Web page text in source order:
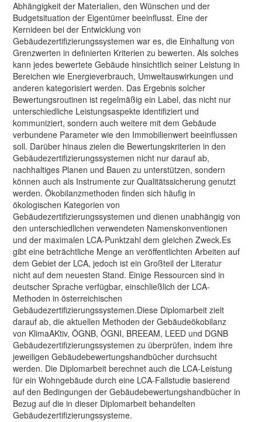
Abhängigkeit der Materialien, den Wünschen und der
Budgetsituation der Eigentümer beeinflusst. Eine der
Kernideen bei der Entwicklung von
Gebäudezertifizierungssystemen war es, die Einhaltung von
Grenzwerten in definierten Kriterien zu bewerten. Als solches
kann jedes bewertete Gebäude hinsichtlich seiner Leistung in
Bereichen wie Energieverbrauch, Umweltauswirkungen und
anderen kategorisiert werden. Das Ergebnis solcher
Bewertungsroutinen ist regelmäßig ein Label, das nicht nur
unterschiedliche Leistungsaspekte identifiziert und
kommuniziert, sondern auch weitere mit dem Gebäude
verbundene Parameter wie den Immobilienwert beeinflussen
soll. Darüber hinaus zielen die Bewertungskriterien in den
Gebäudezertifizierungssystemen nicht nur darauf ab,
nachhaltiges Planen und Bauen zu unterstützen, sondern
können auch als Instrumente zur Qualitätssicherung genutzt
werden. Ökobilanzmethoden finden sich häufig in
ökologischen Kategorien von
Gebäudezertifizierungssystemen und dienen unabhängig von
den unterschiedlichen verwendeten Namenskonventionen
und der maximalen LCA-Punktzahl dem gleichen Zweck.Es
gibt eine beträchtliche Menge an veröffentlichten Arbeiten auf
dem Gebiet der LCA, jedoch ist ein Großteil der Literatur
nicht auf dem neuesten Stand. Einige Ressourcen sind in
deutscher Sprache verfügbar, einschließlich der LCA-
Methoden in österreichischen
Gebäudezertifizierungssystemen.Diese Diplomarbeit zielt
darauf ab, die aktuellen Methoden der Gebäudeökobilanz
von KlimaAKtiv, ÖGNB, ÖGNI, BREEAM, LEED und DGNB
Gebäudezertifizierungssystemen zu überprüfen, indem ihre
jeweiligen Gebäudebewertungshandbücher durchsucht
werden. Die Diplomarbeit berechnet auch die LCA-Leistung
für ein Wohngebäude durch eine LCA-Fallstudie basierend
auf den Bedingungen der Gebäudebewertungshandbücher in
Bezug auf die in dieser Diplomarbeit behandelten
Gebäudezertifizierungssysteme.